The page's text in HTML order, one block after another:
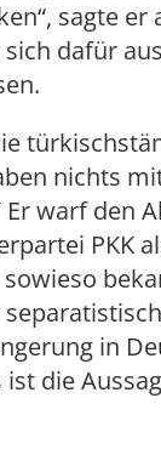
sagte
dafür
nichts
warf den
PKK
in
die